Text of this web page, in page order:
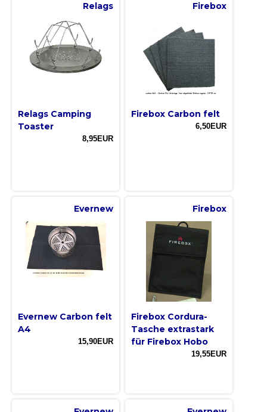
Relags
Relags Camping
Toaster
8,95EUR
Firebox
Firebox Carbon felt
6,50EUR
Evernew
Evernew Carbon felt
A4
15,90EUR
Firebox
Firebox Cordura-
Tasche extrastark
für Firebox Hobo
19,55EUR